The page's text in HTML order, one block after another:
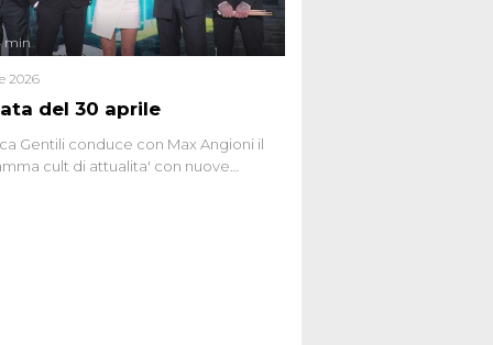
del 30 aprile
min
2026
Gentili conduce con Max Angioni il
cult di attualita' con nuove